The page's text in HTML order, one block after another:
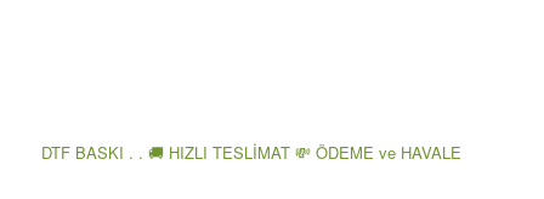
DTF BASKI . . 🚚 HIZLI TESLİMAT 💸 ÖDEME ve HAVALE